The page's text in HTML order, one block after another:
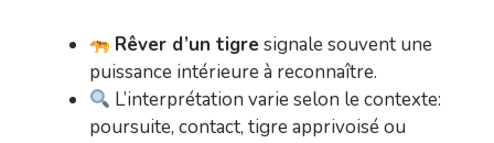
Rêver d’un tigre signale souvent une
puissance intérieure à reconnaître.
L’interprétation varie selon le contexte:
poursuite, contact, tigre apprivoisé ou